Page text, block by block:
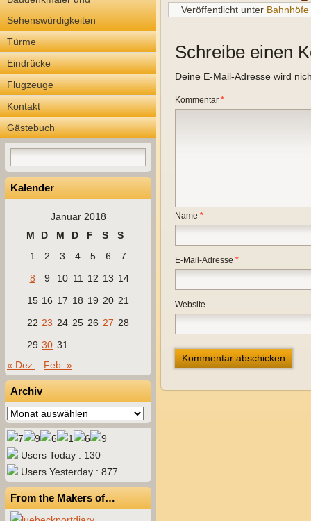
Sehenswürdigkeiten
Türme
Eindrücke
Flugzeuge
Kontakt
Gästebuch
Kalender
Januar 2018
M
D M D F S
S
1
2 3 4 5 6
7
8
9 10 11 12 13 14
15 16 17 18 19 20 21
22 23 24 25 26 27 28
29 30 31
« Dez.
Feb. »
Archiv
Archiv
Users Today : 130
Users Yesterday : 877
From the Makers of…
Veröffentlicht unter Bahnhöfe
Schreibe einen
Deine E-Mail-Adresse wird
Kommentar *
Name *
E-Mail-Adresse *
Website